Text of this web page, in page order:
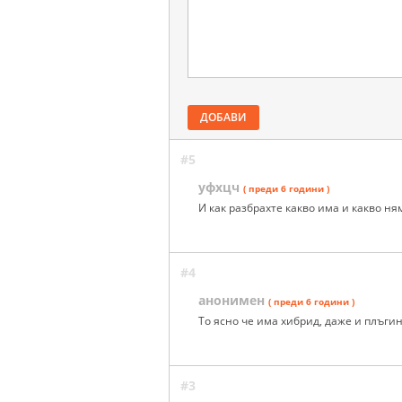
ДОБАВИ
#5
уфхцч ( преди 6 години )
И как разбрахте какво има и какво
#4
анонимен ( преди 6 години )
То ясно че има хибрид, даже и
#3